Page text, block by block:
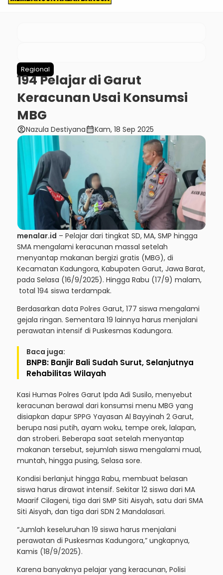
Regional
194 Pelajar di Garut
Keracunan Usai Konsumsi
MBG
account_circleNazula Destiyanacalendar_monthKam, 18 Sep 2025
menalar.id – Pelajar dari tingkat SD, MA, SMP hingga
SMA mengalami keracunan massal setelah
menyantap makanan bergizi gratis (MBG), di
Kecamatan Kadungora, Kabupaten Garut, Jawa Barat,
pada Selasa (16/9/2025). Hingga Rabu (17/9) malam,
total 194 siswa terdampak.
Berdasarkan data Polres Garut, 177 siswa mengalami
gejala ringan. Sementara 19 lainnya harus menjalani
perawatan intensif di Puskesmas Kadungora.
Baca juga:
BNPB: Banjir Bali Sudah Surut, Selanjutnya
Rehabilitas Wilayah
Kasi Humas Polres Garut Ipda Adi Susilo, menyebut
keracunan berawal dari konsumsi menu MBG yang
disiapkan dapur SPPG Yayasan Al Bayyinah 2 Garut,
berupa nasi putih, ayam woku, tempe orek, lalapan,
dan stroberi. Beberapa saat setelah menyantap
makanan tersebut, sejumlah siswa mengalami mual,
muntah, hingga pusing, Selasa sore.
Kondisi berlanjut hingga Rabu, membuat belasan
siswa harus dirawat intensif. Sekitar 12 siswa dari MA
Maarif Cilageni, tiga dari SMP Siti Aisyah, satu dari SMA
Siti Aisyah, dan tiga dari SDN 2 Mandalasari.
“Jumlah keseluruhan 19 siswa harus menjalani
perawatan di Puskesmas Kadungora,” ungkapnya,
Kamis (18/9/2025).
Karena banyaknya pelajar yang keracunan, Polisi